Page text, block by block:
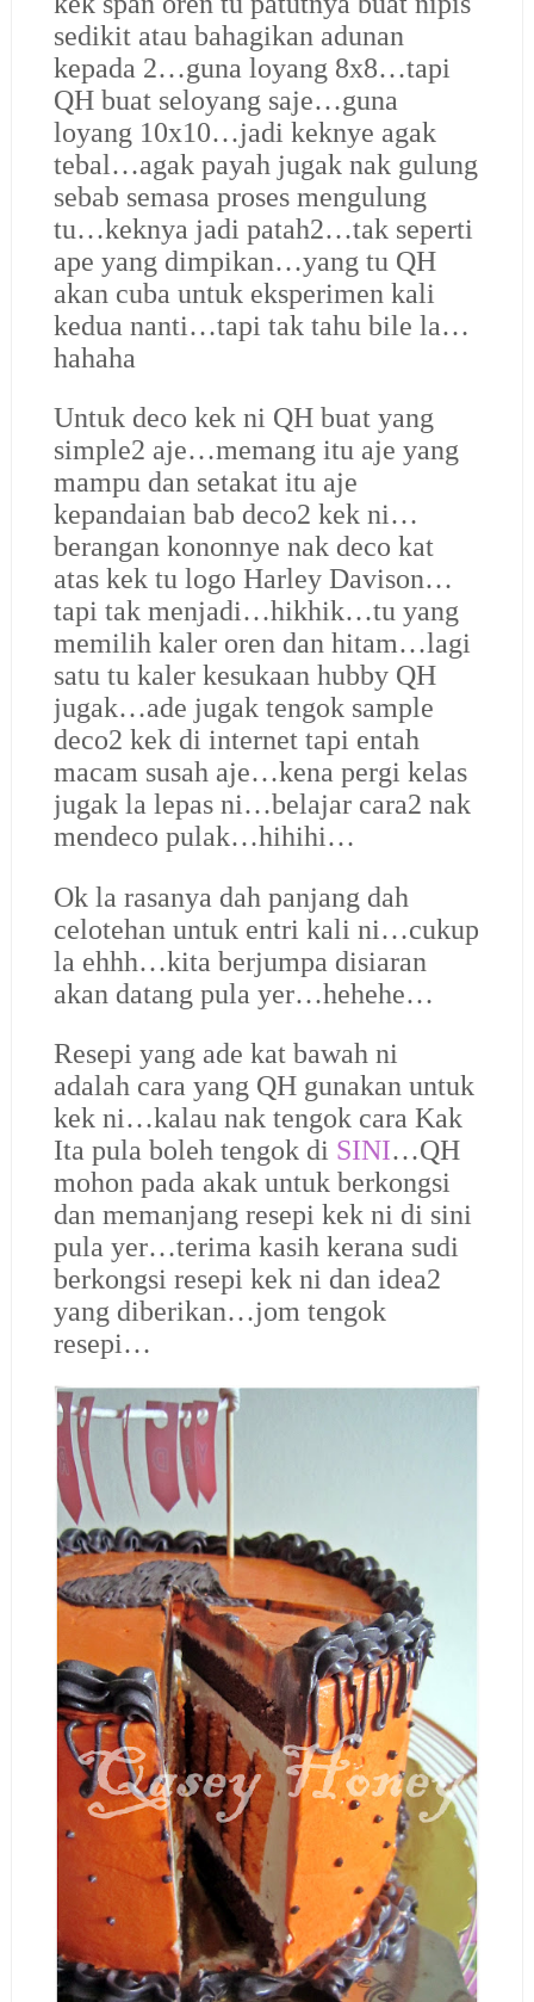
sedikit atau bahagikan adunan
kepada 2…guna loyang 8x8…tapi
QH buat seloyang saje…guna
loyang 10x10…jadi keknye agak
tebal…agak payah jugak nak gulung
sebab semasa proses mengulung
tu…keknya jadi patah2…tak seperti
ape yang dimpikan…yang tu QH
akan cuba untuk eksperimen kali
kedua nanti…tapi tak tahu bile la…
hahaha
Untuk deco kek ni QH buat yang
simple2 aje…memang itu aje yang
mampu dan setakat itu aje
kepandaian bab deco2 kek ni…
berangan kononnye nak deco kat
atas kek tu logo Harley Davison…
tapi tak menjadi…hikhik…tu yang
memilih kaler oren dan hitam…lagi
satu tu kaler kesukaan hubby QH
jugak…ade jugak tengok sample
deco2 kek di internet tapi entah
macam susah aje…kena pergi kelas
jugak la lepas ni…belajar cara2 nak
mendeco pulak…hihihi…
Ok la rasanya dah panjang dah
celotehan untuk entri kali ni…cukup
la ehhh…kita berjumpa disiaran
akan datang pula yer…hehehe…
Resepi yang ade kat bawah ni
adalah cara yang QH gunakan untuk
kek ni…kalau nak tengok cara Kak
Ita pula boleh tengok di SINI…QH
mohon pada akak untuk berkongsi
dan memanjang resepi kek ni di sini
pula yer…terima kasih kerana sudi
berkongsi resepi kek ni dan idea2
yang diberikan…jom tengok
resepi…